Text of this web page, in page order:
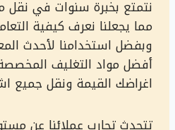
نتمتع بخبرة سنوات في نقل
مما يجعلنا نعرف كيفية
وبفضل استخدامنا لأحدث
أفضل مواد التغليف
اغراضك القيمة ونقل
تتحدث تجارب عملائنا عن